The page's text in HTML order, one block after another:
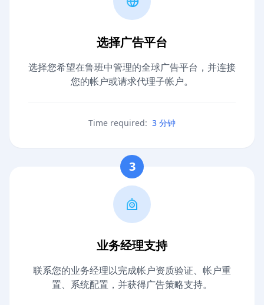
选择广告平台
选择您希望在鲁班中管理的全球广告平台，并连接
您的帐户或请求代理子帐户。
Time required: 3 分钟
3
业务经理支持
联系您的业务经理以完成帐户资质验证、帐户重
置、系统配置，并获得广告策略支持。